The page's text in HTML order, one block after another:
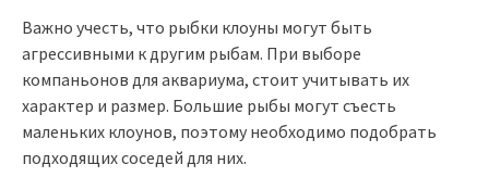
Важно учесть, что рыбки клоуны могут быть
агрессивными к другим рыбам. При выборе
компаньонов для аквариума, стоит учитывать их
характер и размер. Большие рыбы могут съесть
маленьких клоунов, поэтому необходимо подобрать
подходящих соседей для них.